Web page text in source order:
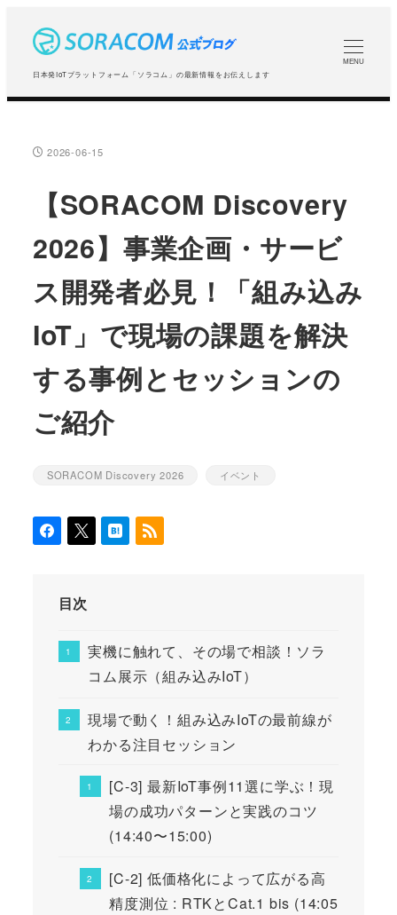
コ
日本発IoTプラットフォーム「ソラコム」の最新情報をお伝えします
MENU
投稿日
2026-06-15
【SORACOM Discovery
2026】事業企画・サービ
ス開発者必見！「組み込み
IoT」で現場の課題を解決
する事例とセッションの
ご紹介
カテゴリー
SORACOM Discovery 2026 カテゴリー
イベント
目次
実機に触れて、その場で相談！ソラ
コム展示（組み込みIoT）
現場で動く！組み込みIoTの最前線が
わかる注目セッション
[C-3] 最新IoT事例11選に学ぶ！現
場の成功パターンと実践のコツ
(14:40〜15:00)
[C-2] 低価格化によって広がる高
精度測位 : RTKとCat.1 bis (14:05